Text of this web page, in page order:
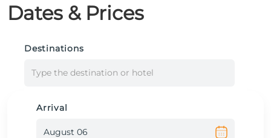
Dates & Prices
Destinations
Type the destination or hotel
Arrival